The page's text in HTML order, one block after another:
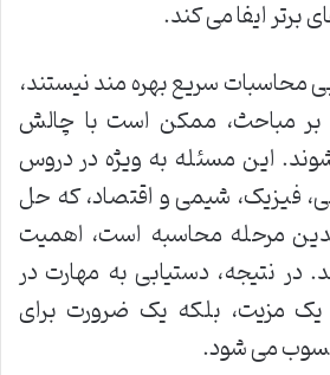
برتر ایفا می کند.
محاسبات سریع بهره مند نیستند،
مباحث، ممکن است با چالش
این مسئله به ویژه در دروس
فیزیک، شیمی و اقتصاد، که حل
مرحله محاسبه است، اهمیت
در نتیجه، دستیابی به مهارت در
مزیت، بلکه یک ضرورت برای
می شود.